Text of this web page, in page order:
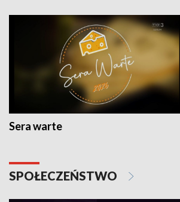
Sera warte
SPOŁECZEŃSTWO